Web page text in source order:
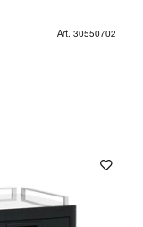
Art. 30550702